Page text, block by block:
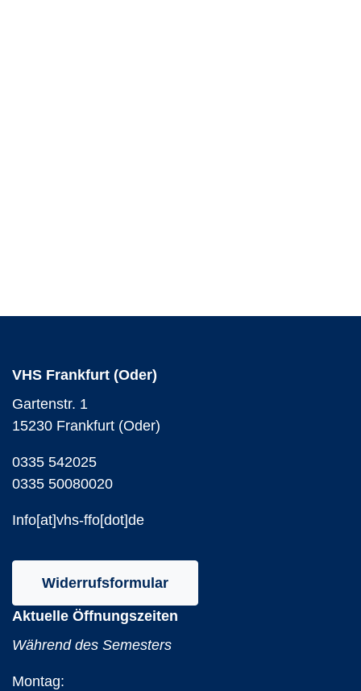
VHS Frankfurt (Oder)
Gartenstr. 1
15230 Frankfurt (Oder)
0335 542025
0335 50080020
Info[at]vhs-ffo[dot]de
Widerrufsformular
Aktuelle Öffnungszeiten
Während des Semesters
Montag: